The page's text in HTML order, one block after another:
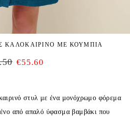
ΚΑΛΟΚΑΙΡΙΝΟ ΜΕ ΚΟΥΜΠΙΑ
€55.60
στυλ με ένα μονόχρωμο φόρεμα
από απαλό ύφασμα βαμβάκι που